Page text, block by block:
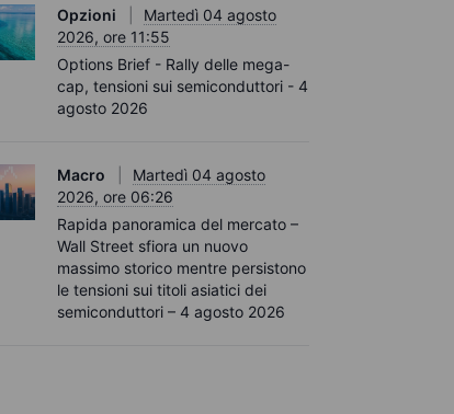
Opzioni
Martedì 04 agosto
2026, ore 11:55
Options Brief - Rally delle mega-
cap, tensioni sui semiconduttori - 4
agosto 2026
Macro
Martedì 04 agosto
2026, ore 06:26
Rapida panoramica del mercato –
Wall Street sfiora un nuovo
massimo storico mentre persistono
le tensioni sui titoli asiatici dei
semiconduttori – 4 agosto 2026